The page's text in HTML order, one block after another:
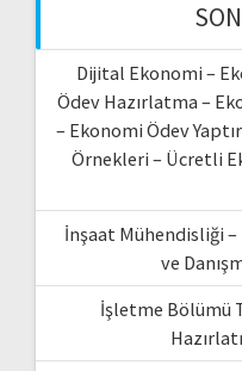
Dijital Ekonomi –
Ödev Hazırlatma –
– Ekonomi Ödev
Örnekleri – Ücretli
İnşaat Mühendisliği –
ve
İşletme Bölümü